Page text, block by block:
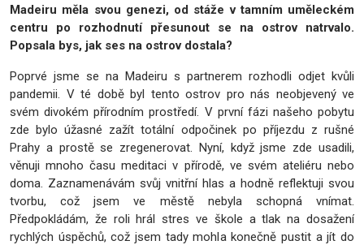
Madeiru měla svou genezi, od stáže v tamním uměleckém
centru po rozhodnutí přesunout se na ostrov natrvalo.
Popsala bys, jak ses na ostrov dostala?
Poprvé jsme se na Madeiru s partnerem rozhodli odjet kvůli
pandemii. V té době byl tento ostrov pro nás neobjevený ve
svém divokém přírodním prostředí. V první fázi našeho pobytu
zde bylo úžasné zažít totální odpočinek po příjezdu z rušné
Prahy a prostě se zregenerovat. Nyní, když jsme zde usadili,
věnuji mnoho času meditaci v přírodě, ve svém ateliéru nebo
doma. Zaznamenávám svůj vnitřní hlas a hodně reflektuji svou
tvorbu, což jsem ve městě nebyla schopná vnímat.
Předpokládám, že roli hrál stres ve škole a tlak na dosažení
rychlých úspěchů, což jsem tady mohla konečně pustit a jít do